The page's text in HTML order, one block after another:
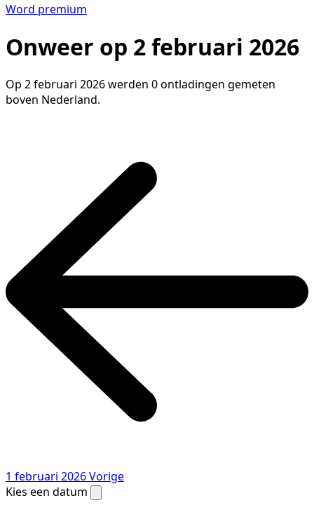
Word premium
Onweer op 2 februari 2026
Op 2 februari 2026 werden 0 ontladingen gemeten
boven Nederland.
1 februari 2026Vorige
Kies een datum